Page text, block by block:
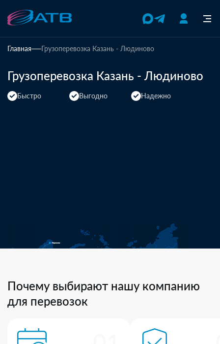
Главная Грузоперевозка Казань - Людиново
Грузоперевозка Казань - Людиново
Быстро Выгодно Надежно
Почему выбирают нашу компанию
для перевозок